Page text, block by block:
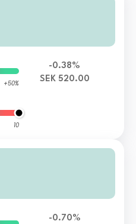
+50%
10
-0.38%
SEK 520.00
-0.70%